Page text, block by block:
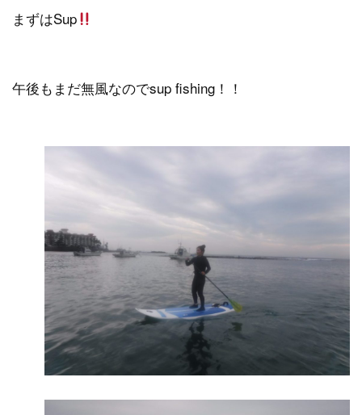
まずはSup
午後もまだ無風なのでsup fishing！！